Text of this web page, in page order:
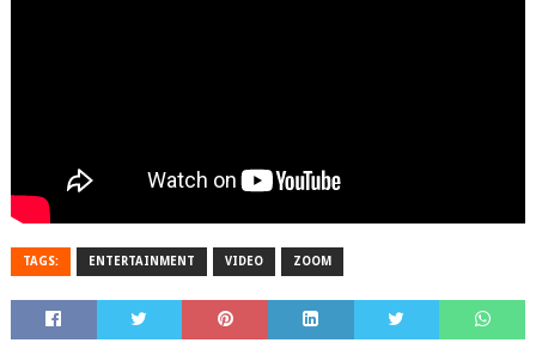
TAGS: ENTERTAINMENT VIDEO ZOOM